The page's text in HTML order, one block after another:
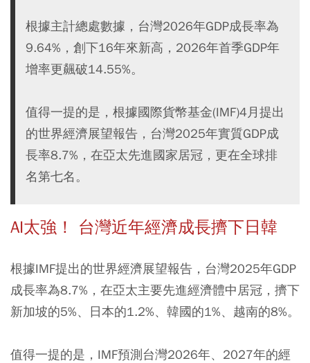
根據主計總處數據，台灣2026年GDP成長率為
9.64%，創下16年來新高，2026年首季GDP年
增率更飆破14.55%。
值得一提的是，根據國際貨幣基金(IMF)4月提出
的世界經濟展望報告，台灣2025年實質GDP成
長率8.7%，在亞太先進國家居冠，更在全球排
名第七名。
AI太強！ 台灣近年經濟成長擠下日韓
根據IMF提出的世界經濟展望報告，台灣2025年GDP
成長率為8.7%，在亞太主要先進經濟體中居冠，擠下
新加坡的5%、日本的1.2%、韓國的1%、越南的8%。
值得一提的是，IMF預測台灣2026年、2027年的經